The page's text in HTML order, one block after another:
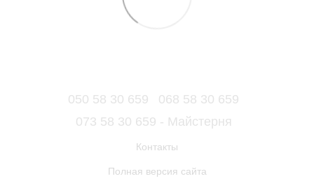
050 58 30 659
068 58 30 659
073 58 30 659 - Майстерня
Контакты
Полная версия сайта